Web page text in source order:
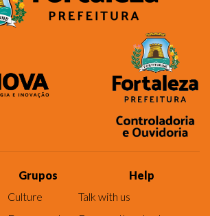
Grupos
Culture
Help
Talk with us